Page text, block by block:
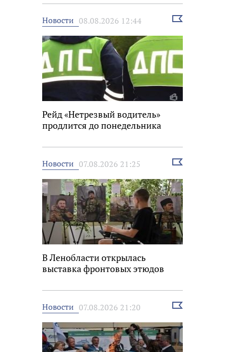
Новости 08.08.2026 12:44
Выбрать
Рейд «Нетрезвый водитель»
продлится до понедельника
Новости 07.08.2026 21:25
Выбрать
В Ленобласти открылась
выставка фронтовых этюдов
Новости 07.08.2026 21:20
Выбрать